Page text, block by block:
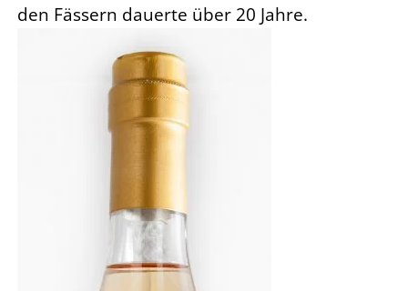
den Fässern dauerte über 20 Jahre.